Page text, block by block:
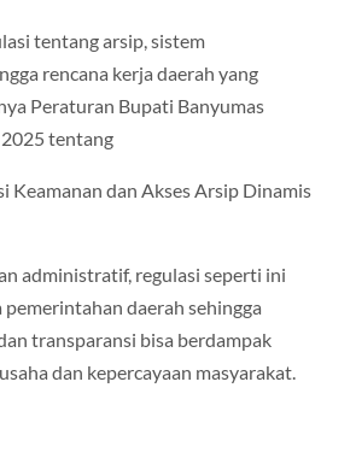
tentang arsip, sistem
rencana kerja daerah yang
Peraturan Bupati Banyumas
tentang
Keamanan dan Akses Arsip Dinamis
administratif, regulasi seperti ini
daerah sehingga
transparansi bisa berdampak
dan kepercayaan masyarakat.